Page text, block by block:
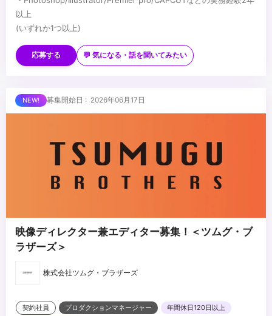
以上
(いずれか1つ以上)
・SNS(Instagram/TikTok)を日常的に利用する方
・美容・コスメ分野への高い興味
・自分のデザインを通して世の中に商品を売る仕事をしたい方
・楽しく自分らしく働きたい方
・自主的に学び、創造的な発想で新しい挑戦を楽しめる
・チームで協働し、目標達成に向けて主体的に行動できる方
・好奇心が強く探求心の強い方
・撮影や動画編集の好きな方
...
応募する 💬 気になる・話を聞いてみたい
募集開始日 : 2026年06月17日
映像ディレクター兼エディター募集！＜ツムグ・ブ
ラザーズ＞
株式会社ツムグ・ブラザーズ
契約社員 プロダクションマネージャー
年間休日120日以上